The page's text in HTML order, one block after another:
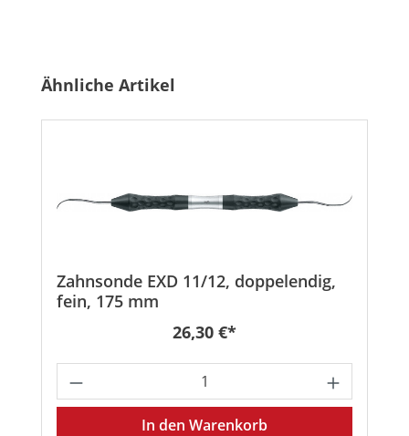
Produktgalerie überspringen
Ähnliche Artikel
Zahnsonde EXD 11/12, doppelendig,
fein, 175 mm
Regulärer Preis:
26,30 €*
Produkt Anzahl: Gib den
In den Warenkorb